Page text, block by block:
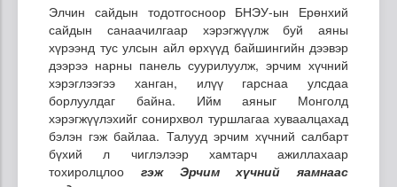
Элчин сайдын тодотгосноор БНЭУ-ын Ерөнхий
сайдын санаачилгаар хэрэгжүүлж буй аяны
хүрээнд тус улсын айл өрхүүд байшингийн дээвэр
дээрээ нарны панель суурилуулж, эрчим хүчний
хэрэглээгээ ханган, илүү гарснаа улсдаа
борлуулдаг байна. Ийм аяныг Монголд
хэрэгжүүлэхийг сонирхвол туршлагаа хуваалцахад
бэлэн гэж байлаа. Талууд эрчим хүчний салбарт
бүхий л чиглэлээр хамтарч ажиллахаар
тохиролцлоо гэж Эрчим хүчний яамнаас